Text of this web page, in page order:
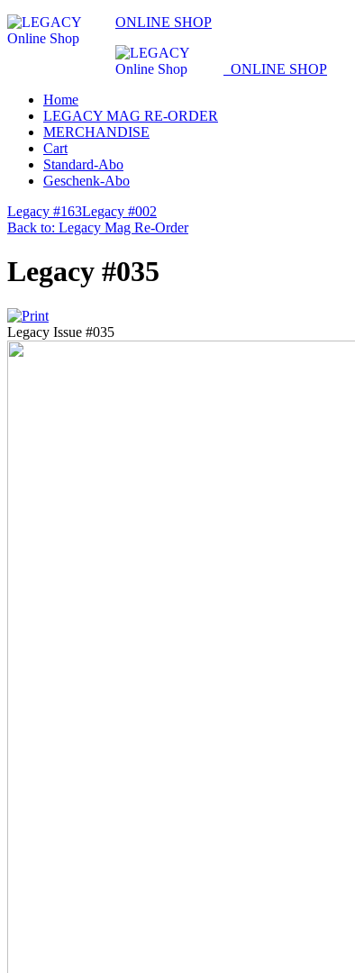
ONLINE SHOP
ONLINE SHOP
Home
LEGACY MAG RE-ORDER
MERCHANDISE
Cart
Standard-Abo
Geschenk-Abo
Legacy #163Legacy #002
Back to: Legacy Mag Re-Order
Legacy #035
Legacy Issue #035